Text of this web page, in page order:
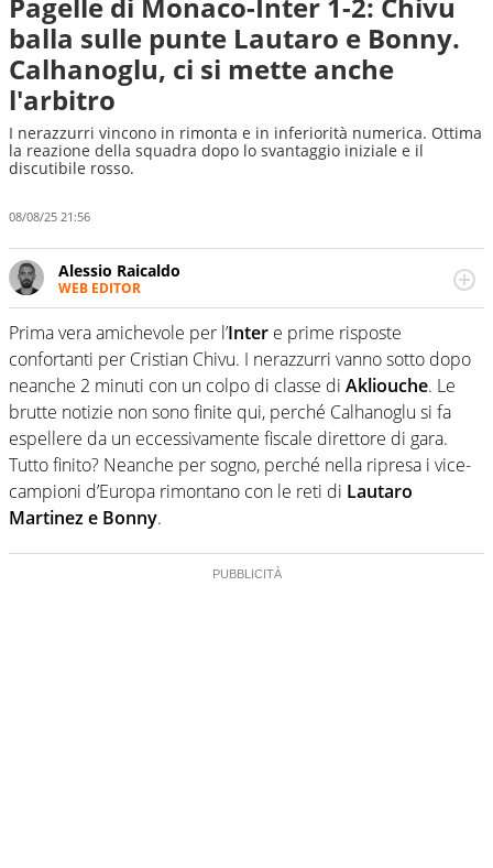
balla sulle punte Lautaro e Bonny.
Calhanoglu, ci si mette anche
l'arbitro
I nerazzurri vincono in rimonta e in inferiorità numerica. Ottima
la reazione della squadra dopo lo svantaggio iniziale e il
discutibile rosso.
08/08/25 21:56
Alessio Raicaldo
WEB EDITOR
Un figlio che si chiama Diego e la tesi di laurea sugli stadi
di proprietà in Italia. Il calcio quale filo conduttore
irrinunciabile tra passione e professione. Per Virgilio
Sport indaga, approfondisce e scandaglia l'universo
mondo dello sport per antonomasia
Prima vera amichevole per l’Inter e prime risposte
confortanti per Cristian Chivu. I nerazzurri vanno sotto dopo
neanche 2 minuti con un colpo di classe di Akliouche. Le
brutte notizie non sono finite qui, perché Calhanoglu si fa
espellere da un eccessivamente fiscale direttore di gara.
Tutto finito? Neanche per sogno, perché nella ripresa i vice-
campioni d’Europa rimontano con le reti di Lautaro
Martinez e Bonny.